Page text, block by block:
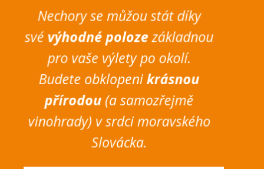
Nechory se můžou stát díky
své výhodné polozezákladnou
pro vaše výlety po okolí.
Budete obklopenikrásnou
přírodou (a samozřejmě
vinohrady) v srdci moravského
Slovácka.